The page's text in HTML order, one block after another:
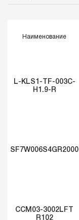
Наименование
L-KLS1-TF-003C-
H1.9-R
SF7W006S4GR2000
CCM03-3002LFT
R102